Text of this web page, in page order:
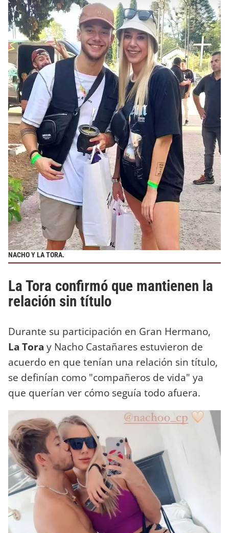
NACHO Y LA TORA.
La Tora confirmó que mantienen la
relación sin título
Durante su participación en Gran Hermano,
La Tora y Nacho Castañares estuvieron de
acuerdo en que tenían una relación sin título,
se definían como "compañeros de vida" ya
que querían ver cómo seguía todo afuera.